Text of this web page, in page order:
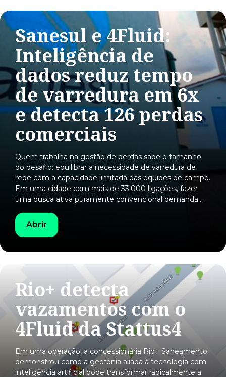
Sanesul e 4Fluid:
Inteligência de
dados reduz tempo
de varredura em 6x
e detecta 126 perdas
comerciais
Quem trabalha na gestão de perdas sabe o tamanho
do desafio: equilibrar a necessidade de varredura de
rede com a capacidade limitada das equipes de campo.
Em uma cidade com mais de 33.000 ligações, fazer
uma busca ativa puramente convencional demanda…
Abrir
Rio+ detecta
vazamentos com o
4Fluid da Stattus4
Em uma operação, a concessionária Rio+ Saneamento
demonstrou como a geofonia aliada à tecnologia com
inteligência artificial pode transformar radicalmente a